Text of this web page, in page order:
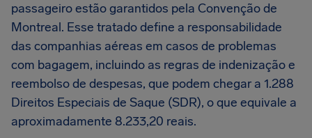
passageiro estão garantidos pela Convenção de
Montreal. Esse tratado define a responsabilidade
das companhias aéreas em casos de problemas
com bagagem, incluindo as regras de indenização e
reembolso de despesas, que podem chegar a 1.288
Direitos Especiais de Saque (SDR), o que equivale a
aproximadamente 8.233,20 reais.